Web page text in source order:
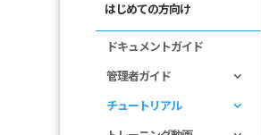
はじめての方向け
ドキュメントガイド
管理者ガイド
チュートリアル